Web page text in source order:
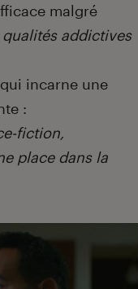
malgré
addictives
incarne une
:
fiction,
place dans la